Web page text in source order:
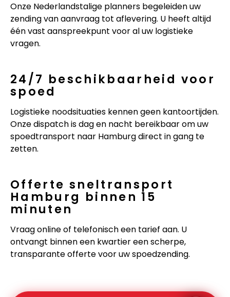
Onze Nederlandstalige planners begeleiden uw
zending van aanvraag tot aflevering. U heeft altijd
één vast aanspreekpunt voor al uw logistieke
vragen.
24/7 beschikbaarheid voor
spoed
Logistieke noodsituaties kennen geen kantoortijden.
Onze dispatch is dag en nacht bereikbaar om uw
spoedtransport naar Hamburg direct in gang te
zetten.
Offerte sneltransport
Hamburg binnen 15
minuten
Vraag online of telefonisch een tarief aan. U
ontvangt binnen een kwartier een scherpe,
transparante offerte voor uw spoedzending.